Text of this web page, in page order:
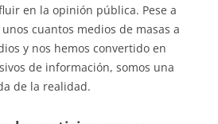
en la opinión pública. Pese a
cuantos medios de masas a
y nos hemos convertido en
de información, somos una
de la realidad.